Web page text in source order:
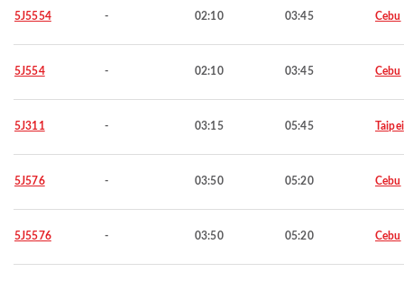
5J5554 - 02:10 03:45 Cebu
5J554 - 02:10 03:45 Cebu
5J311 - 03:15 05:45 Taipei
5J576 - 03:50 05:20 Cebu
5J5576 - 03:50 05:20 Cebu